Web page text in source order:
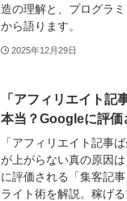
造の理解と、プログラ
から語ります。
2025年12月29日
「アフィリエイト記
本当？Googleに評価
「アフィリエイト記事
が上がらない真の原因
に評価される「集客記
ライト術を解説。稼げ